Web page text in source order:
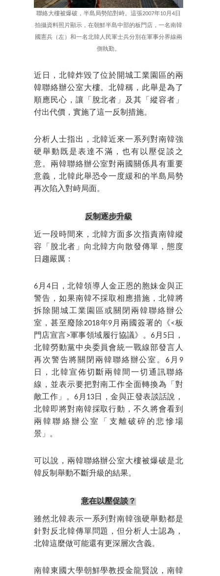
聯絡大樓被爆破，半島局勢陷對峙。這張2007年10月4日
拍攝資料照片顯示，在朝鮮半島中部的板門店，一名南韓
國憲兵（左）和一名北韓人民軍士兵分別在軍事分界線兩
側執勤。
近日，北韓炸毀了位於開城工業園區的兩
韓聯絡辦公室大樓。北韓稱，此舉是為了
順應民心，讓「脫北者」及其「縱容者」
付出代價，實施了這一反制措施。
分析人士指出，北韓近來一系列對南韓強
硬舉動既是表達不滿，也有以壓促談之
意。兩韓聯絡辦公室對兩國關係具有重要
意義，北韓此舉恐令一度緩和的半島局勢
再次陷入對峙局面。
反制逐步升級
近一段時間來，北韓方面多次指責南韓縱
容「脫北者」向北韓方向散發傳單，態度
日趨嚴厲：
6月4日，北韓領導人金正恩的胞妹金與正
警告，如果南韓不採取相應措施，北韓將
拆除開城工業園區或關閉兩韓聯絡辦公
室，甚至廢除2018年9月兩國簽署的《<板
門店宣言>軍事領域履行協議》。6月5日，
北韓勞動黨中央委員會統一戰線部發言人
再次警告將關閉兩韓聯絡辦公室。6月9
日，北韓宣佈切斷兩韓間一切通訊聯絡
線，並表示要把對南工作全面轉換為「對
敵工作」。6月13日，金與正發表談話說，
北韓即將對南韓採取行動，不久將會看到
兩韓聯絡辦公室「支離破碎的悲慘場
景」。
可以說，兩韓聯絡辦公室大樓被爆破是北
韓反制舉動不斷升級的結果。
意在以壓促談？
雖然北韓表示一系列對南韓強硬舉動都是
針對反北韓傳單問題，但分析人士認為，
北韓這麼做可能還有更深層次含義。
南韓東國大學朝鮮學教授金龍賢說，南韓